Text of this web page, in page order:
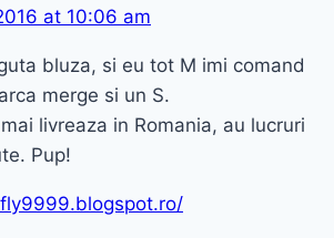
at 10:06 am
bluza, si eu tot M imi comand
merge si un S.
livreaza in Romania, au lucruri
Pup!